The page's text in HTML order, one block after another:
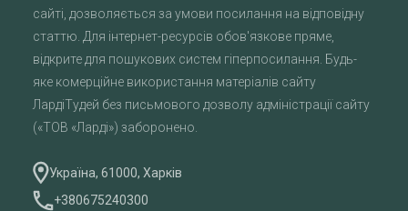
сайті, дозволяється за умови посилання на відповідну
статтю. Для інтернет-ресурсів обов'язкове пряме,
відкрите для пошукових систем гіперпосилання. Будь-
яке комерційне використання матеріалів сайту
ЛардіТудей без письмового дозволу адміністрації сайту
(«ТОВ «Ларді») заборонено.
Україна, 61000, Харків
+380675240300